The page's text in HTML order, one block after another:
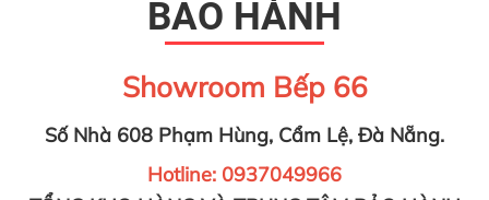
BẢO HÀNH
Showroom Bếp 66
Số Nhà 608 Phạm Hùng, Cẩm Lệ, Đà Nẵng.
Hotline: 0937049966